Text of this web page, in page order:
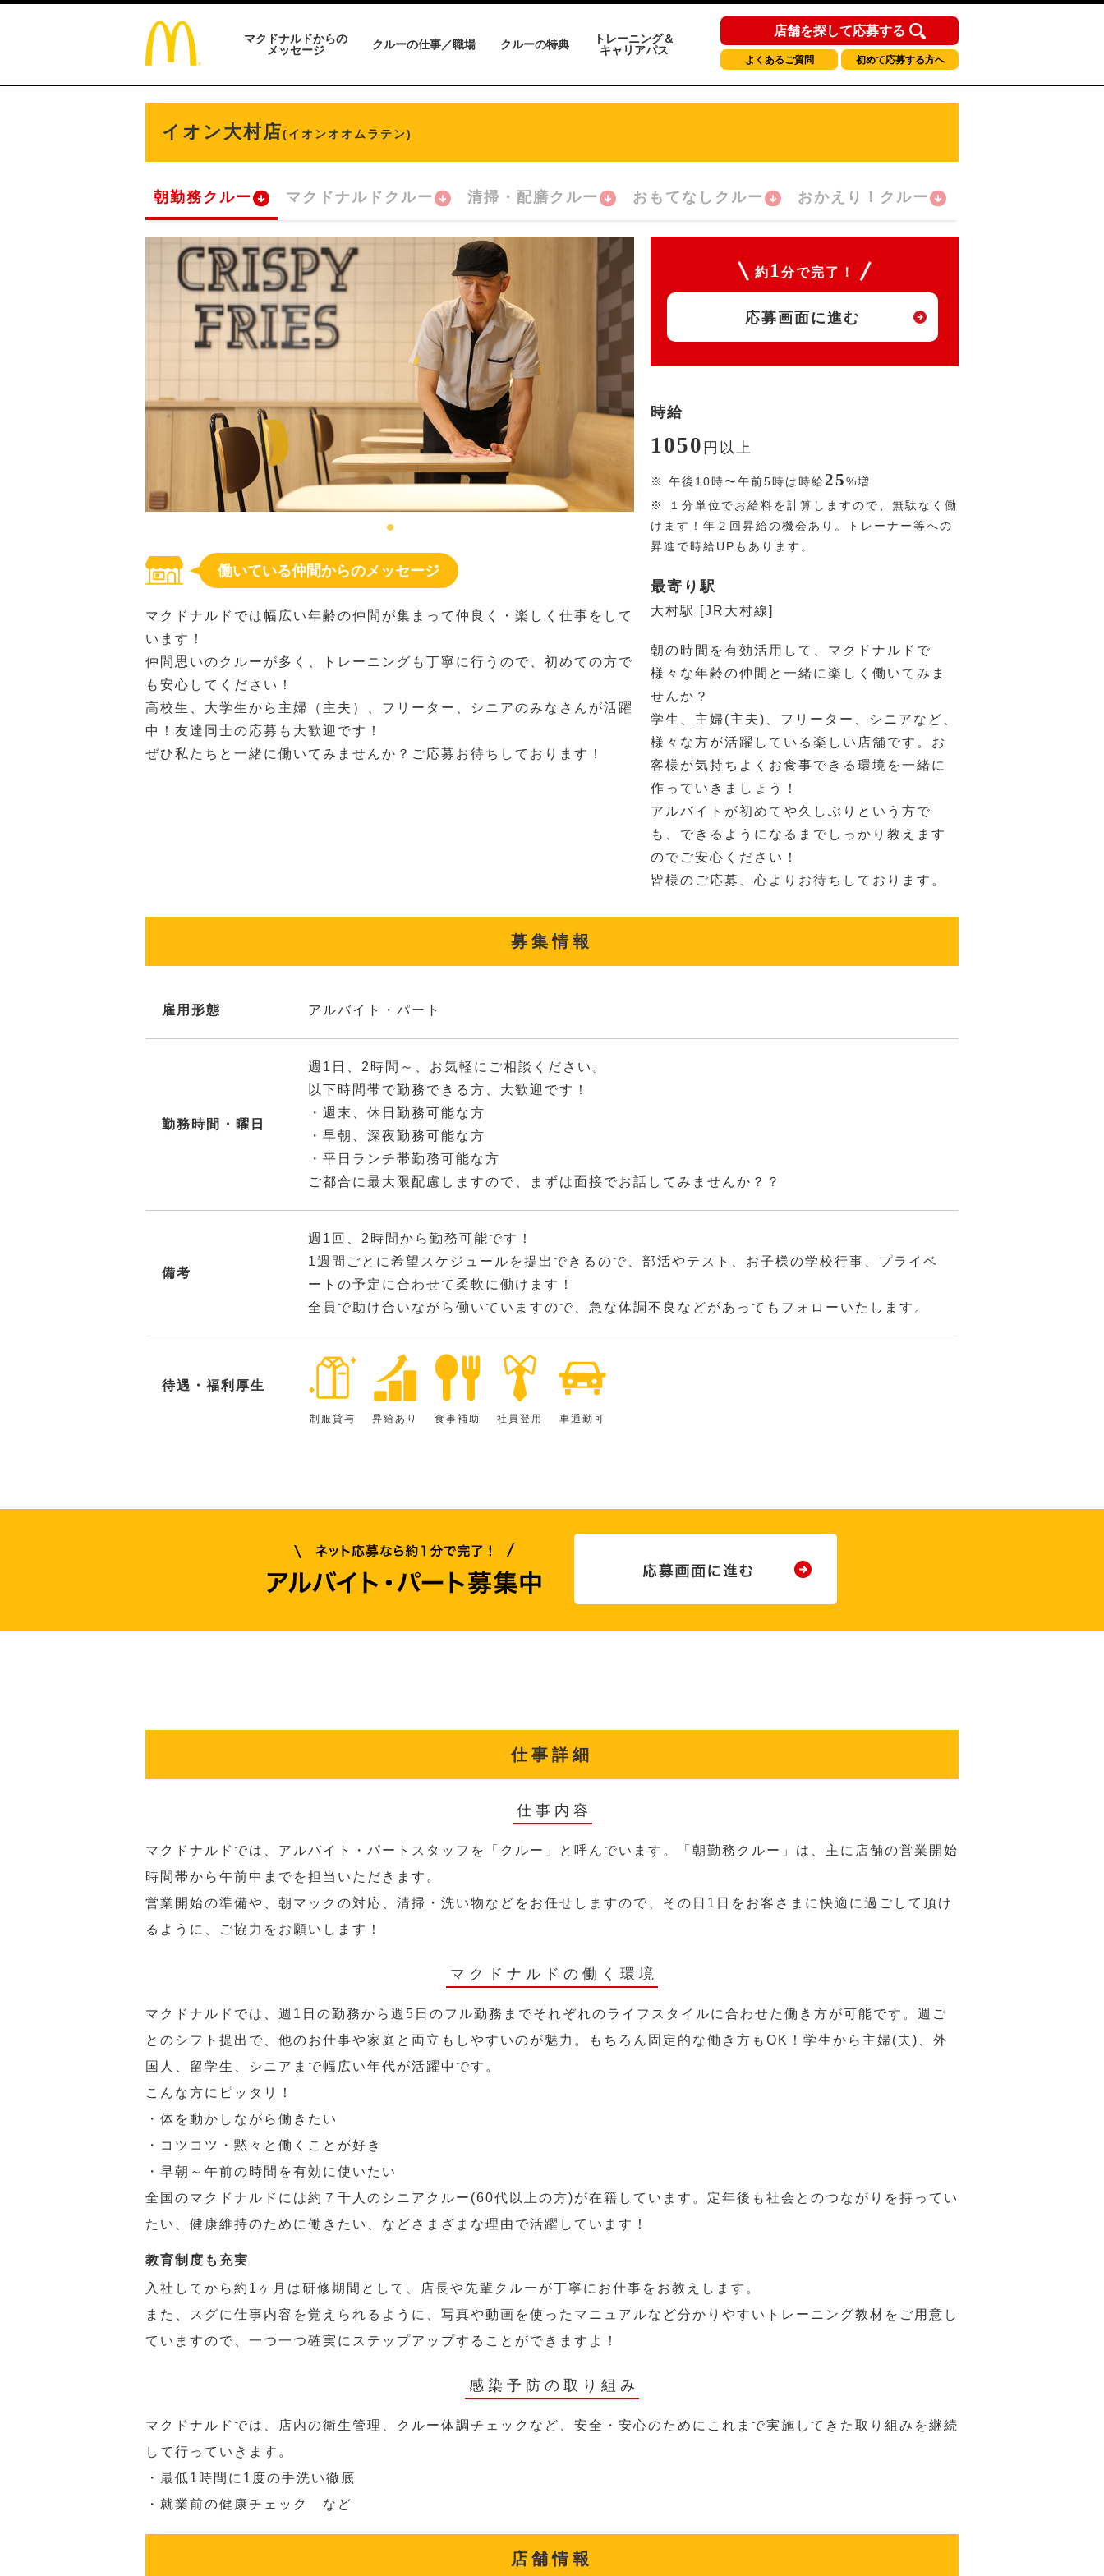
マクドナルドからの
メッセージ
クルーの仕事／職場 クルーの特典
トレーニング＆
キャリアパス
店舗を探して応募する
よくあるご質問 初めて応募する方へ
イオン大村店(イオンオオムラテン)
朝勤務クルー マクドナルドクルー 清掃・配膳クルー おもてなしクルー おかえり！クルー
働いている仲間からのメッセージ
マクドナルドでは幅広い年齢の仲間が集まって仲良く・楽しく仕事をして
います！
仲間思いのクルーが多く、トレーニングも丁寧に行うので、初めての方で
も安心してください！
高校生、大学生から主婦（主夫）、フリーター、シニアのみなさんが活躍
中！友達同士の応募も大歓迎です！
ぜひ私たちと一緒に働いてみませんか？ご応募お待ちしております！
約 1 分で完了！
応募画面に進む
時給
1050 円 以上
※ 午後10時〜午前5時は時給25%増
※
１分単位でお給料を計算しますので、無駄なく働
けます！年２回昇給の機会あり。トレーナー等への
昇進で時給UPもあります。
最寄り駅
大村駅 [JR大村線]
朝の時間を有効活用して、マクドナルドで
様々な年齢の仲間と一緒に楽しく働いてみま
せんか？
学生、主婦(主夫)、フリーター、シニアなど、
様々な方が活躍している楽しい店舗です。お
客様が気持ちよくお食事できる環境を一緒に
作っていきましょう！
アルバイトが初めてや久しぶりという方で
も、できるようになるまでしっかり教えます
のでご安心ください！
皆様のご応募、心よりお待ちしております。
募集情報
雇用形態 アルバイト・パート
勤務時間・曜日
週1日、2時間～、お気軽にご相談ください。
以下時間帯で勤務できる方、大歓迎です！
・週末、休日勤務可能な方
・早朝、深夜勤務可能な方
・平日ランチ帯勤務可能な方
ご都合に最大限配慮しますので、まずは面接でお話してみませんか？？
備考
週1回、2時間から勤務可能です！
1週間ごとに希望スケジュールを提出できるので、部活やテスト、お子様の学校行事、プライベ
ートの予定に合わせて柔軟に働けます！
全員で助け合いながら働いていますので、急な体調不良などがあってもフォローいたします。
待遇・福利厚生
制服貸与 昇給あり 食事補助 社員登用 車通勤可
仕事詳細
仕事内容
マクドナルドでは、アルバイト・パートスタッフを「クルー」と呼んでいます。「朝勤務クルー」は、主に店舗の営業開始
時間帯から午前中までを担当いただきます。
営業開始の準備や、朝マックの対応、清掃・洗い物などをお任せしますので、その日1日をお客さまに快適に過ごして頂け
るように、ご協力をお願いします！
マクドナルドの働く環境
マクドナルドでは、週1日の勤務から週5日のフル勤務までそれぞれのライフスタイルに合わせた働き方が可能です。週ご
とのシフト提出で、他のお仕事や家庭と両立もしやすいのが魅力。もちろん固定的な働き方もOK！学生から主婦(夫)、外
国人、留学生、シニアまで幅広い年代が活躍中です。
こんな方にピッタリ！
・体を動かしながら働きたい
・コツコツ・黙々と働くことが好き
・早朝～午前の時間を有効に使いたい
全国のマクドナルドには約７千人のシニアクルー(60代以上の方)が在籍しています。定年後も社会とのつながりを持ってい
たい、健康維持のために働きたい、などさまざまな理由で活躍しています！
教育制度も充実
入社してから約1ヶ月は研修期間として、店長や先輩クルーが丁寧にお仕事をお教えします。
また、スグに仕事内容を覚えられるように、写真や動画を使ったマニュアルなど分かりやすいトレーニング教材をご用意し
ていますので、一つ一つ確実にステップアップすることができますよ！
感染予防の取り組み
マクドナルドでは、店内の衛生管理、クルー体調チェックなど、安全・安心のためにこれまで実施してきた取り組みを継続
して行っていきます。
・最低1時間に1度の手洗い徹底
・就業前の健康チェック など
店舗情報